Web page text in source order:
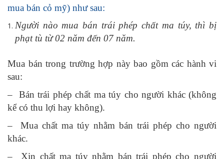
mua bán cỏ mỹ) như sau:
Người nào mua bán trái phép chất ma túy, thì bị
phạt tù từ 02 năm đến 07 năm.
Mua bán trong trường hợp này bao gồm các hành vi
sau:
– Bán trái phép chất ma túy cho người khác (không
kể có thu lợi hay không).
– Mua chất ma túy nhằm bán trái phép cho người
khác.
– Xin chất ma túy nhằm bán trái phép cho người